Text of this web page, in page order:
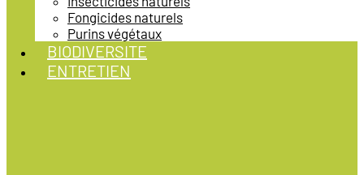
Fongicides naturels
Purins végétaux
BIODIVERSITE
ENTRETIEN